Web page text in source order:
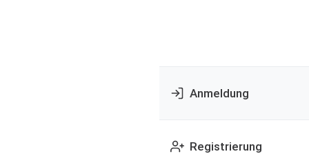
Anmeldung
Registrierung